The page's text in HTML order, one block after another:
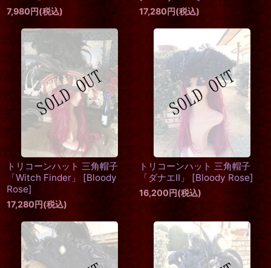
7,980円(税込) 17,280円(税込)
トリコーンハット 三角帽子
「Witch Finder」
[Bloody
Rose]
17,280円(税込)
トリコーンハット 三角帽子
「ダナエII」
[Bloody Rose]
16,200円(税込)